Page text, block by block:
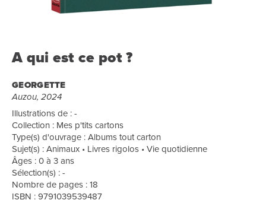
A qui est ce pot ?
GEORGETTE
Auzou, 2024
Illustrations de : -
Collection : Mes p'tits cartons
Type(s) d'ouvrage : Albums tout carton
Sujet(s) : Animaux • Livres rigolos • Vie quotidienne
Âges : 0 à 3 ans
Sélection(s) : -
Nombre de pages : 18
ISBN : 9791039539487